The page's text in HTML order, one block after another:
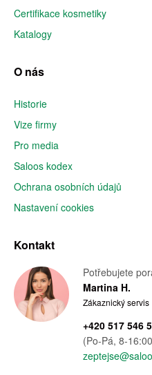
Certifikace kosmetiky
Katalogy
O nás
Historie
Vize firmy
Pro media
Saloos kodex
Ochrana osobních údajů
Nastavení cookies
Kontakt
Potřebujete
Martina H.
Zákaznický servis
+420 517 546
(Po-Pá, 8-